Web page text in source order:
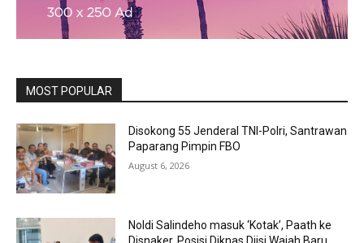
MOST POPULAR
Disokong 55 Jenderal TNI-Polri, Santrawan
Paparang Pimpin FBO
August 6, 2026
Noldi Salindeho masuk ‘Kotak’, Paath ke